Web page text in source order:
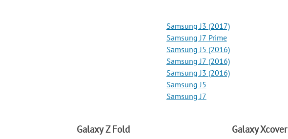
Samsung J3 (2017)
Samsung J7 Prime
Samsung J5 (2016)
Samsung J7 (2016)
Samsung J3 (2016)
Samsung J5
Samsung J7
Galaxy Z Fold Galaxy Xcover